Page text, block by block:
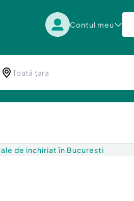
Contul meu
de inchiriat în Bucuresti